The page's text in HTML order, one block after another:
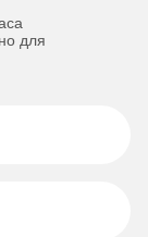
для